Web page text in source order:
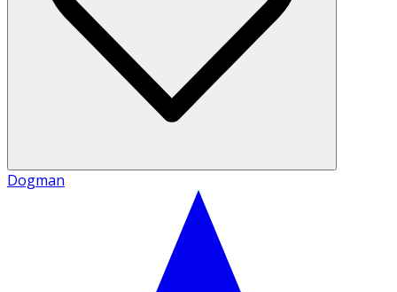
Dogman